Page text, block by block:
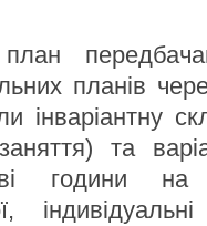
планів
інваріантну
заняття) та
години на